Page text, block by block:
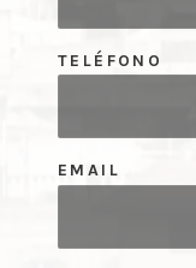
TELÉFONO
EMAIL